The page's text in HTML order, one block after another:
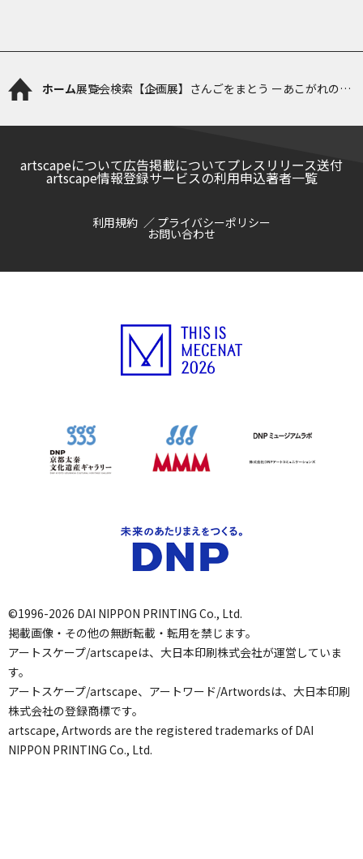
ホーム展覧会検索 【企画展】さんごをまとう ーあこがれの帯
artscapeについて広告掲載についてプレスリリース送付
artscape情報登録サービスの利用申込著者一覧
利用規約 プライバシーポリシー
お問い合わせ
©1996-2026 DAI NIPPON PRINTING Co., Ltd.
掲載画像・その他の無断転載・転用を禁じます。
アートスケープ/artscapeは、大日本印刷株式会社が運営していま
す。
アートスケープ/artscape、アートワード/Artwordsは、大日本印刷
株式会社の登録商標です。
artscape, Artwords are the registered trademarks of DAI
NIPPON PRINTING Co., Ltd.